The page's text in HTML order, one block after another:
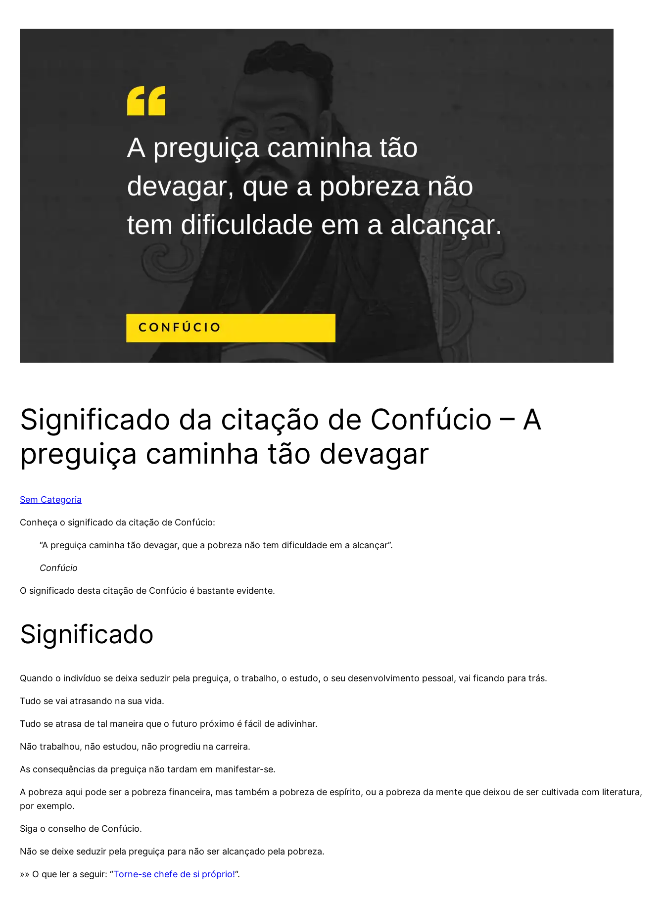
Significado da citação de Confúcio – A
preguiça caminha tão devagar
Sem Categoria
Conheça o significado da citação de Confúcio:
“A preguiça caminha tão devagar, que a pobreza não tem dificuldade em a alcançar”.
Confúcio
O significado desta citação de Confúcio é bastante evidente.
Significado
Quando o indivíduo se deixa seduzir pela preguiça, o trabalho, o estudo, o seu desenvolvimento pessoal, vai ficando para trás.
Tudo se vai atrasando na sua vida.
Tudo se atrasa de tal maneira que o futuro próximo é fácil de adivinhar.
Não trabalhou, não estudou, não progrediu na carreira.
As consequências da preguiça não tardam em manifestar-se.
A pobreza aqui pode ser a pobreza financeira, mas também a pobreza de espírito, ou a pobreza da mente que deixou de ser cultivada com literatura,
por exemplo.
Siga o conselho de Confúcio.
Não se deixe seduzir pela preguiça para não ser alcançado pela pobreza.
»» O que ler a seguir: “Torne-se chefe de si próprio!“.